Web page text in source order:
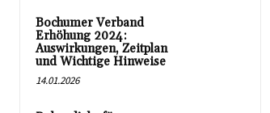
Bochumer Verband
Erhöhung 2024:
Auswirkungen, Zeitplan
und Wichtige Hinweise
14.01.2026